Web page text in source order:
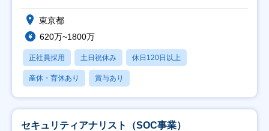
東京都
620万~1800万
正社員採用 土日祝休み 休日120日以上
産休・育休あり 賞与あり
セキュリティアナリスト（SOC事業）